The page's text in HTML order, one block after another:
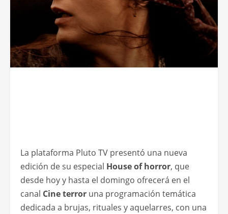
La plataforma Pluto TV presentó una nueva
edición de su especial House of horror, que
desde hoy y hasta el domingo ofrecerá en el
canal Cine terror una programación temática
dedicada a brujas, rituales y aquelarres, con una